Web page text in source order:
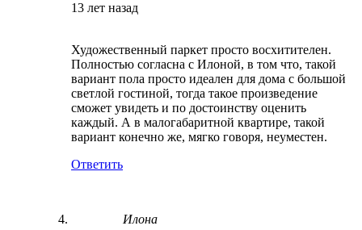
13 лет назад
Художественный паркет просто восхитителен.
Полностью согласна с Илоной, в том что, такой
вариант пола просто идеален для дома с большой
светлой гостиной, тогда такое произведение
сможет увидеть и по достоинству оценить
каждый. А в малогабаритной квартире, такой
вариант конечно же, мягко говоря, неуместен.
Ответить
Илона